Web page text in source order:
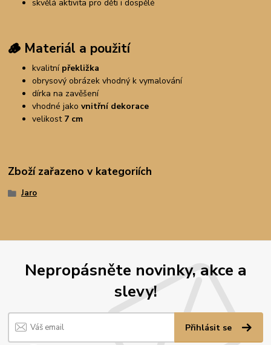
skvělá aktivita pro děti i dospělé
🪵 Materiál a použití
kvalitní překližka
obrysový obrázek vhodný k vymalování
dírka na zavěšení
vhodné jakovnitřní dekorace
velikost 7 cm
Zboží zařazeno v kategoriích
Jaro
Nepropásněte novinky, akce a
slevy!
Přihlásit se